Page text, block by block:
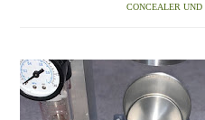
CONCEALER UND